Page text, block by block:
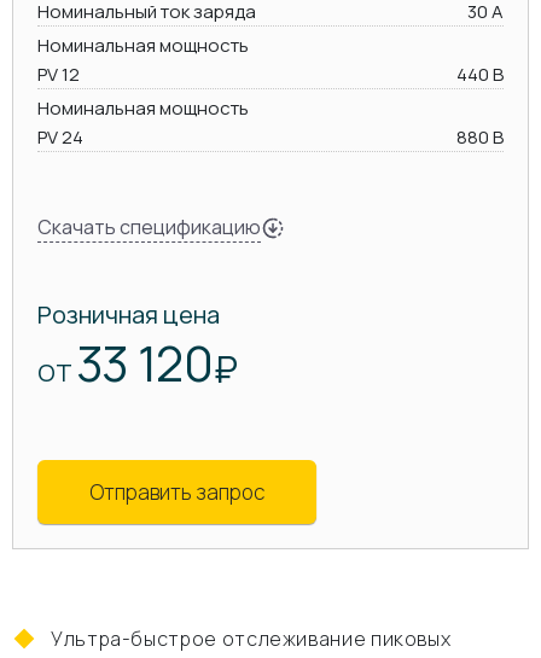
Номинальный ток заряда
30 А
Номинальная мощность
PV 12
440 В
Номинальная мощность
PV 24
880 В
Скачать спецификацию
Розничная цена
ОТ 33 120₽
Отправить запрос
Ультра-быстрое отслеживание пиковых